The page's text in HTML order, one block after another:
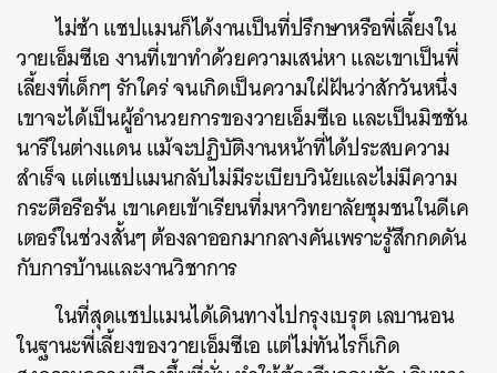
ไม่ช้าแชปแมนก็ได้งานเป็นที่ปรึกษาหรือพี่เลี้ยงใน
วายเอ็มซีเองานที่เขาทำด้วยความเสน่หาและเขาเป็นพี่
เลี้ยงที่เด็กๆรักใคร่จนเกิดเป็นความใฝ่ฝันว่าสักวันหนึ่ง
เขาจะได้เป็นผู้อำนวยการของวายเอ็มซีเอและเป็นมิชชัน
นารีในต่างแดนแม้จะปฏิบัติงานหน้าที่ได้ประสบความ
สำเร็จแต่แชปแมนกลับไม่มีระเบียบวินัยและไม่มีความ
กระตือรือร้นเขาเคยเข้าเรียนที่มหาวิทยาลัยชุมชนในดีเค
เตอร์ในช่วงสั้นๆต้องลาออกมากลางคันเพราะรู้สึกกดดัน
กับการบ้านและงานวิชาการ
ในที่สุดแชปแมนได้เดินทางไปกรุงเบรุตเลบานอน
ในฐานะพี่เลี้ยงของวายเอ็มซีเอ แต่ไม่ทันไรก็เกิด
SHARE TWEET LINE EMAIL